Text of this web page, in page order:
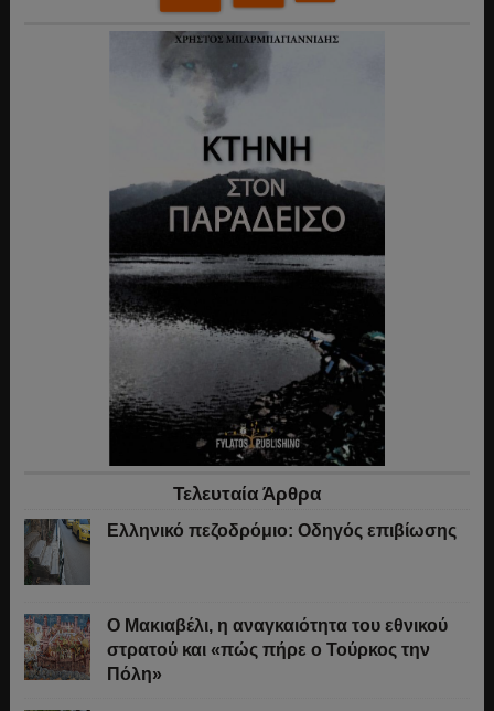
Τελευταία Άρθρα
Ελληνικό πεζοδρόμιο: Οδηγός επιβίωσης
Ο Μακιαβέλι, η αναγκαιότητα του εθνικού
στρατού και «πώς πήρε ο Τούρκος την
Πόλη»